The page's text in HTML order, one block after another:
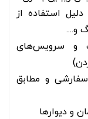
استفاده از
و....
و سرویس‌های
و مطابق
و دیوارها